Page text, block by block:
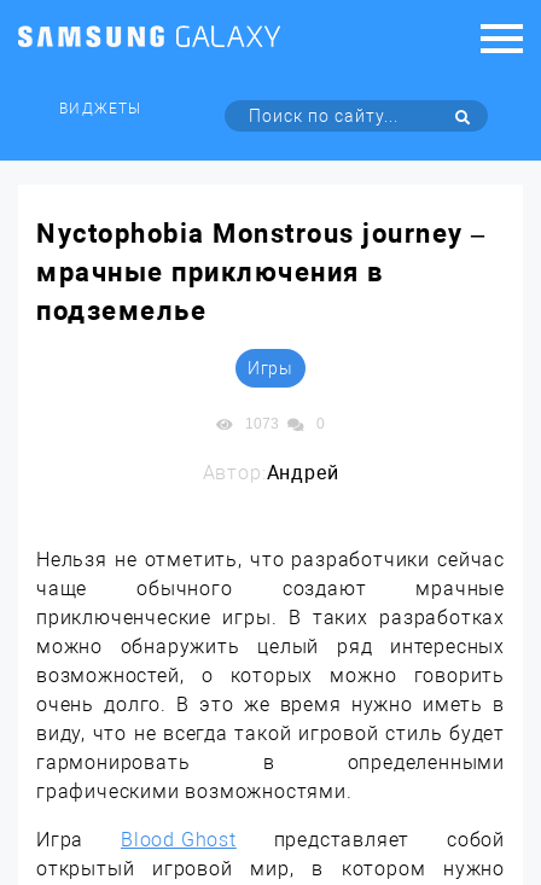
ВИДЖЕТЫ
Nyctophobia Monstrous journey –
мрачные приключения в
подземелье
Игры
1073 0
Автор:Андрей
Нельзя не отметить, что разработчики сейчас
чаще обычного создают мрачные
приключенческие игры. В таких разработках
можно обнаружить целый ряд интересных
возможностей, о которых можно говорить
очень долго. В это же время нужно иметь в
виду, что не всегда такой игровой стиль будет
гармонировать в определенными
графическими возможностями.
Игра Blood Ghost представляет собой
открытый игровой мир, в котором нужно